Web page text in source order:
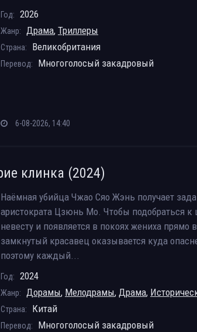
Год: 2026
Жанр: Драма, Триллеры
Страна: Великобритания
Перевод: Многоголосый закадровый
6-08-2026, 14:40
клинка (2024)
Наёмная убийца Чжао Сяо Жэнь получает
аристократа Цзюнь Мо. Чтобы подобраться к
невесту и появляется в покоях жениха
замкнутый красавец оказывается куда
поэтому каждый...
Год: 2024
Жанр: Дорамы, Мелодрамы, Драма,
Страна: Китай
Перевод: Многоголосый закадровый